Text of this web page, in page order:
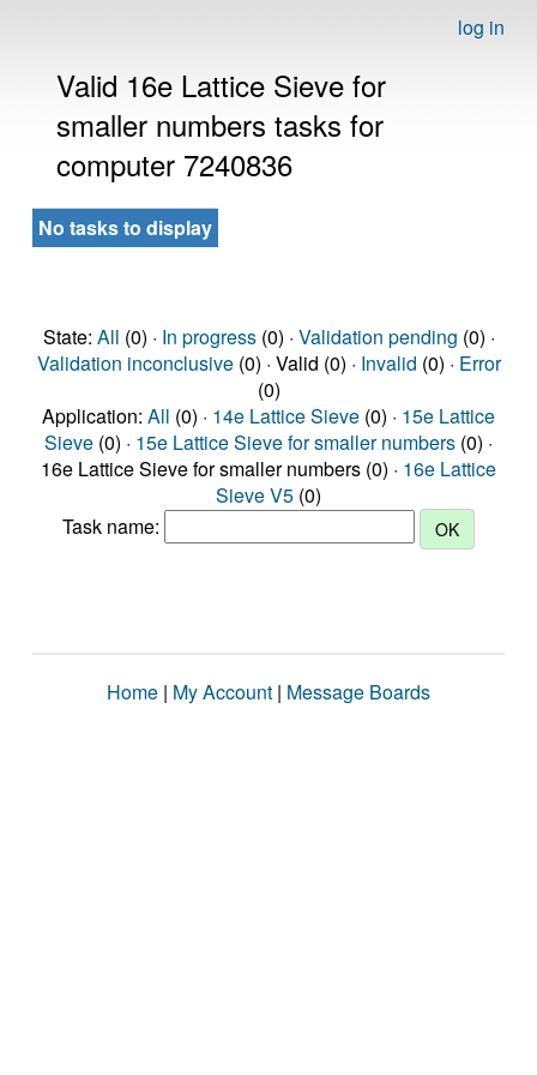
log in
Valid 16e Lattice Sieve for
smaller numbers tasks for
computer 7240836
No tasks to display
State: All (0) · In progress(0) · Validation pending (0) ·
Validation inconclusive(0) · Valid (0) · Invalid (0) · Error
(0)
Application: All (0) · 14e Lattice Sieve (0) · 15e Lattice
Sieve (0) · 15e Lattice Sieve for smaller numbers (0) ·
16e Lattice Sieve for smaller numbers (0) · 16e Lattice
Sieve V5 (0)
Task name:
Home | My Account | Message Boards